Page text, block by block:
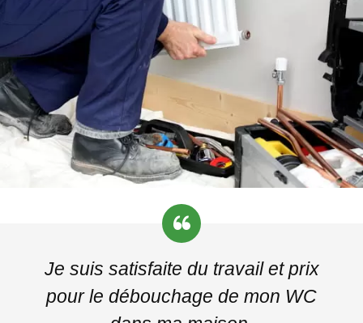
Je suis satisfaite du travail et prix
pour le débouchage de mon WC